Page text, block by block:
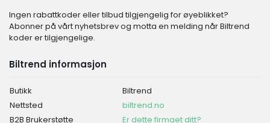
Ingen rabattkoder eller tilbud tilgjengelig for øyeblikket?
Abonner på vårt nyhetsbrev og motta en melding når Biltrend
koder er tilgjengelige.
Biltrend informasjon
Butikk
Biltrend
Nettsted
biltrend.no
B2B Brukerstøtte
Er dette firmaet ditt?